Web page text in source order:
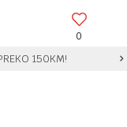
0
150KM!